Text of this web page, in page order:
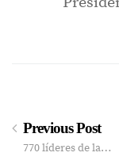
Previous Post
770 líderes de la…